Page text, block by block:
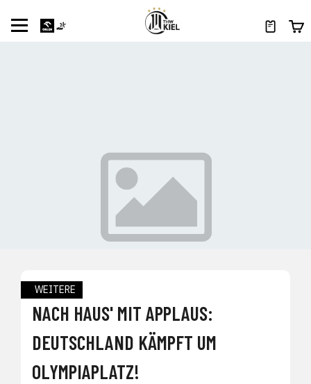
WEITERE
NACH HAUS' MIT APPLAUS:
DEUTSCHLAND KÄMPFT UM
OLYMPIAPLATZ!